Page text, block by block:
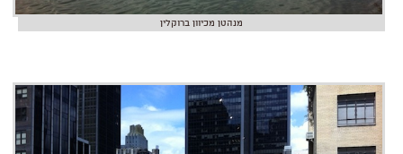
מנהטן מכיוון ברוקלין